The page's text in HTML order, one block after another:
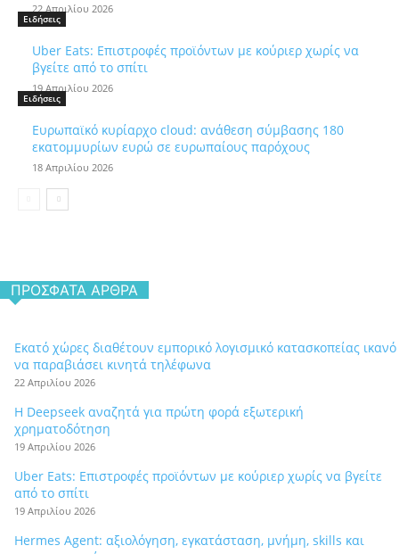
22 Απριλίου 2026
Ειδήσεις
Uber Eats: Επιστροφές προϊόντων με κούριερ χωρίς να
βγείτε από το σπίτι
19 Απριλίου 2026
Ειδήσεις
Ευρωπαϊκό κυρίαρχο cloud: ανάθεση σύμβασης 180
εκατομμυρίων ευρώ σε ευρωπαίους παρόχους
18 Απριλίου 2026
ΠΡΌΣΦΑΤΑ ΆΡΘΡΑ
Εκατό χώρες διαθέτουν εμπορικό λογισμικό κατασκοπείας ικανό
να παραβιάσει κινητά τηλέφωνα
22 Απριλίου 2026
Η Deepseek αναζητά για πρώτη φορά εξωτερική
χρηματοδότηση
19 Απριλίου 2026
Uber Eats: Επιστροφές προϊόντων με κούριερ χωρίς να βγείτε
από το σπίτι
19 Απριλίου 2026
Hermes Agent: αξιολόγηση, εγκατάσταση, μνήμη, skills και